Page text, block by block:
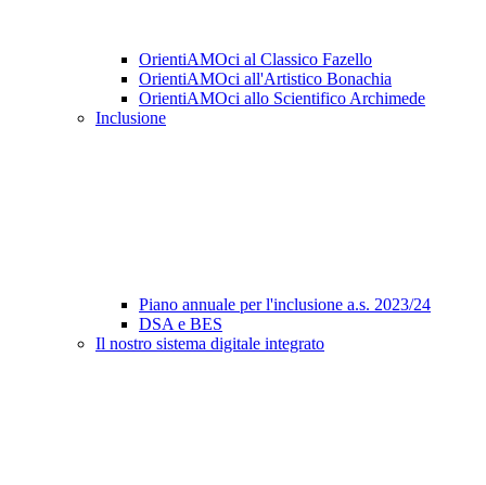
OrientiAMOci al Classico Fazello
OrientiAMOci all'Artistico Bonachia
OrientiAMOci allo Scientifico Archimede
Inclusione
Piano annuale per l'inclusione a.s. 2023/24
DSA e BES
Il nostro sistema digitale integrato